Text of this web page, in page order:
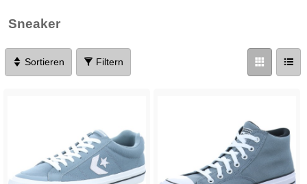
Sneaker
Sortieren Filtern